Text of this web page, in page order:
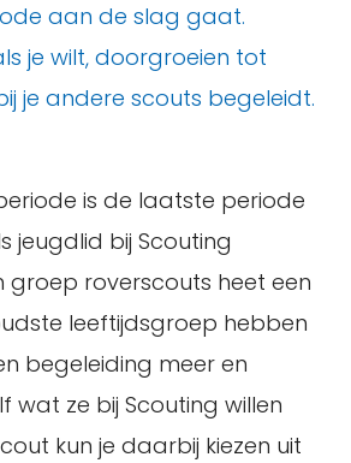
aan de slag gaat.
je wilt, doorgroeien tot
je andere scouts begeleidt.
is de laatste periode
jeugdlid bij Scouting
groep roverscouts heet een
leeftijdsgroep hebben
begeleiding meer en
wat ze bij Scouting willen
kun je daarbij kiezen uit